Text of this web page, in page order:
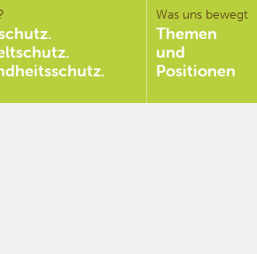
Was uns bewegt
Themen
und
Positionen